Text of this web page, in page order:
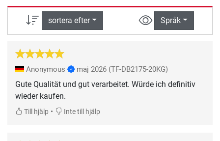
sortera efter Språk
Anonymous maj 2026 (TF-DB2175-20KG)
Gute Qualität und gut verarbeitet. Würde ich definitiv
wieder kaufen.
Till hjälp • Inte till hjälp